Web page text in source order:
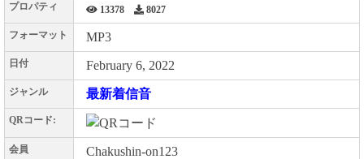
プロパティ 13378 8027
フォーマット MP3
日付 February 6, 2022
ジャンル 最新着信音
QRコード:
会員 Chakushin-on123